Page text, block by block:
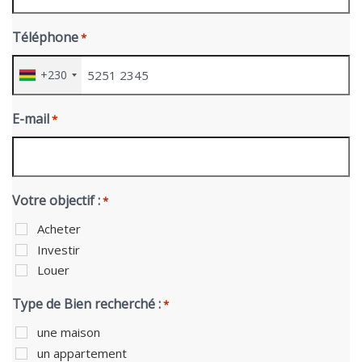
Téléphone*
+230
E-mail*
Votre objectif :*
Acheter
Investir
Louer
Type de Bien recherché :*
une maison
un appartement